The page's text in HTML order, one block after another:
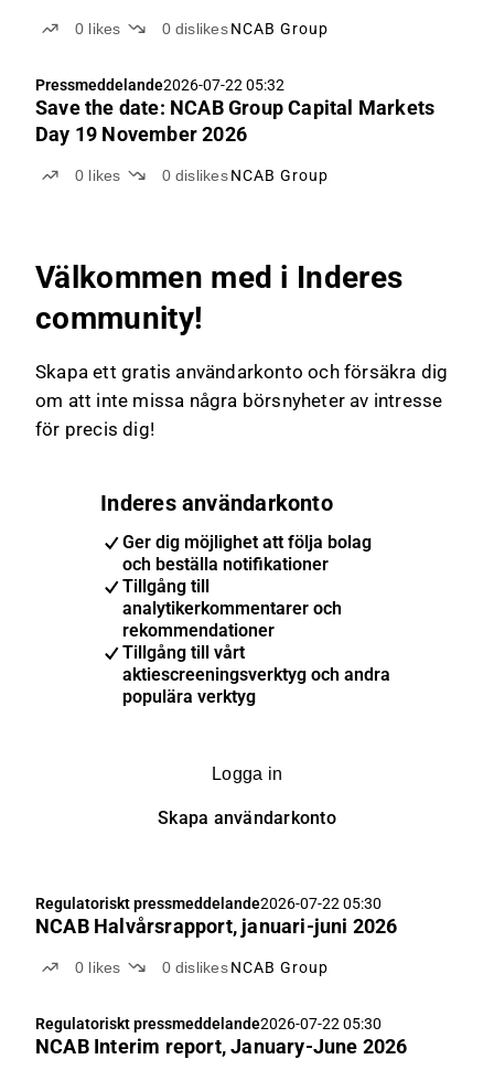
0 likes 0 dislikes NCAB Group
Pressmeddelande2026-07-22 05:32
Save the date: NCAB Group Capital Markets
Day 19 November 2026
0 likes 0 dislikes NCAB Group
Välkommen med i Inderes
community!
Skapa ett gratis användarkonto och försäkra dig
om att inte missa några börsnyheter av intresse
för precis dig!
Inderes användarkonto
Ger dig möjlighet att följa bolag
och beställa notifikationer
Tillgång till
analytikerkommentarer och
rekommendationer
Tillgång till vårt
aktiescreeningsverktyg och andra
populära verktyg
Logga in
Skapa användarkonto
Regulatoriskt pressmeddelande2026-07-22 05:30
NCAB Halvårsrapport, januari-juni 2026
0 likes 0 dislikes NCAB Group
Regulatoriskt pressmeddelande2026-07-22 05:30
NCAB Interim report, January-June 2026